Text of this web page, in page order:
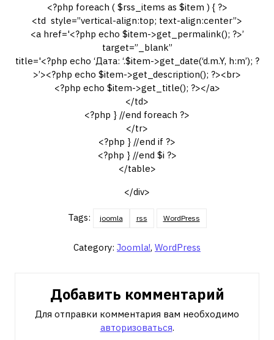
<?php foreach ( $rss_items as $item ) { ?>
<td style=”vertical-align:top; text-align:center”>
<a href='<?php echo $item->get_permalink(); ?>’
target=”_blank”
title='<?php echo ‘Дата: ‘.$item->get_date(‘d.m.Y, h:m’); ?
>’><?php echo $item->get_description(); ?><br>
<?php echo $item->get_title(); ?></a>
</td>
<?php } //end foreach ?>
</tr>
<?php } //end if ?>
<?php } //end $i ?>
</table>
</div>
Tags: joomla rss WordPress
Category: Joomla!, WordPress
Добавить комментарий
Для отправки комментария вам необходимо
авторизоваться.